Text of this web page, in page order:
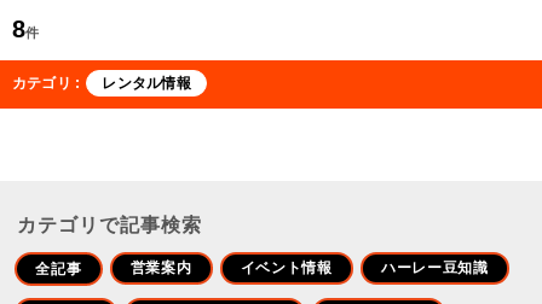
8件
カテゴリ : レンタル情報
カテゴリで記事検索
全記事 営業案内 イベント情報 ハーレー豆知識